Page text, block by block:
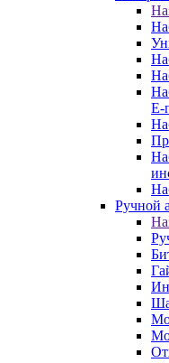
E-
Ручной